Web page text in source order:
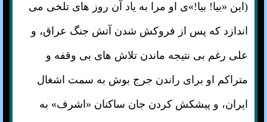
(این «بیا! بیا!»ی او مرا به یاد آن روز های تلخی می
اندازد که پس از فروکش شدن آتش جنگ عراق، و
علی رغم بی نتیجه ماندن تلاش های بی وقفه و
متراکم او برای راندن جرج بوش به سمت اشغال
ایران، و پیشکش کردن جان ساکنان «اشرف» به